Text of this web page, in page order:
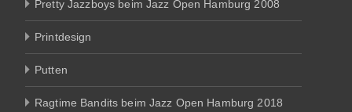
Pretty Jazzboys beim Jazz Open Hamburg 2008
Printdesign
Putten
Ragtime Bandits beim Jazz Open Hamburg 2018